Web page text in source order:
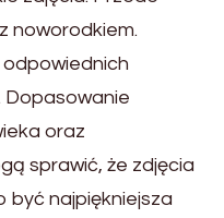
noworodkiem.
Dopasowanie
oraz
sprawić, że zdjęcia
być najpiękniejsza